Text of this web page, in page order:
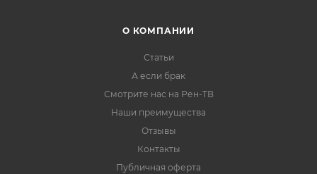
О КОМПАНИИ
Статьи
А если брак
Смотрите нас на Рен-ТВ
Наши преимущества
Отзывы
Контакты
Публичная оферта